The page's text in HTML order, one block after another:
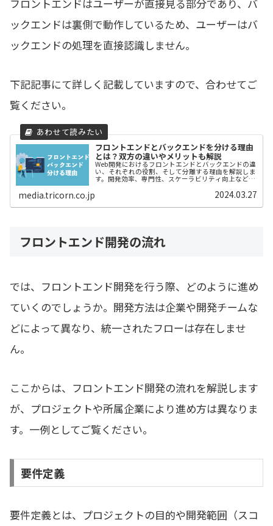
フロントエンドはユーザーが直接見る部分であり、バ
ックエンドは裏側で動作しているため、ユーザーはバ
ックエンドの処理を直接認識しません。
下記記事にて詳しく記載していますので、合わせてご
覧ください。
フロントエンドとバックエンドを分ける理由
とは？双方の違いやメリットも解説
Web開発におけるフロントエンドとバックエンドの違
い、それぞれの役割、そして分離する理由を解説しま
す。開発効率、専門性、スケーラビリティ向上など、
最適なシステム構築のための理解を深めます。
media.tricorn.co.jp 2024.03.27
フロントエンド開発の流れ
では、フロントエンド開発を行う際、どのように進め
ていくのでしょうか。開発方法は企業や開発チームな
どによって異なり、統一されたフローは存在しませ
ん。
ここからは、フロントエンド開発の流れを解説します
が、プロジェクトや所属企業により進め方は異なりま
す。一例としてご覧ください。
要件定義
要件定義とは、プロジェクトの目的や開発範囲（スコ